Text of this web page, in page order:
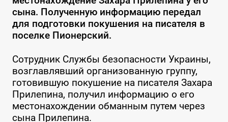
сына. Полученную информацию передал
для подготовки покушения на писателя в
поселке Пионерский.
Сотрудник Службы безопасности Украины,
возглавлявший организованную группу,
готовившую покушение на писателя Захара
Прилепина, получил информацию о его
местонахождении обманным путем через
сына Прилепина.